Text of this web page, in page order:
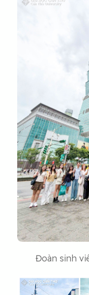
Đoàn sinh